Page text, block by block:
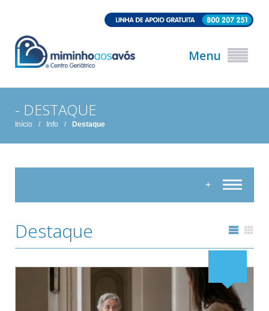
Menu
- DESTAQUE
Início / Info / Destaque
+
Destaque